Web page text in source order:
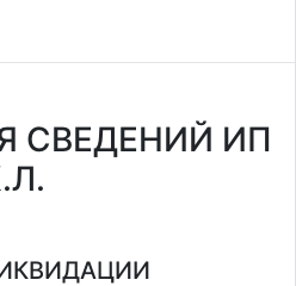
СВЕДЕНИЙ ИП